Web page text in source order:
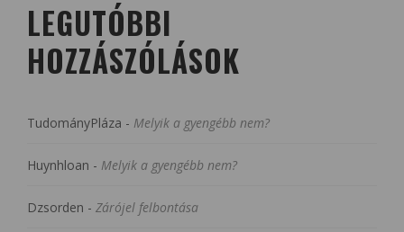
LEGUTÓBBI
HOZZÁSZÓLÁSOK
TudományPláza - Melyik a gyengébb nem?
Huynhloan - Melyik a gyengébb nem?
Dzsorden - Zárójel felbontása